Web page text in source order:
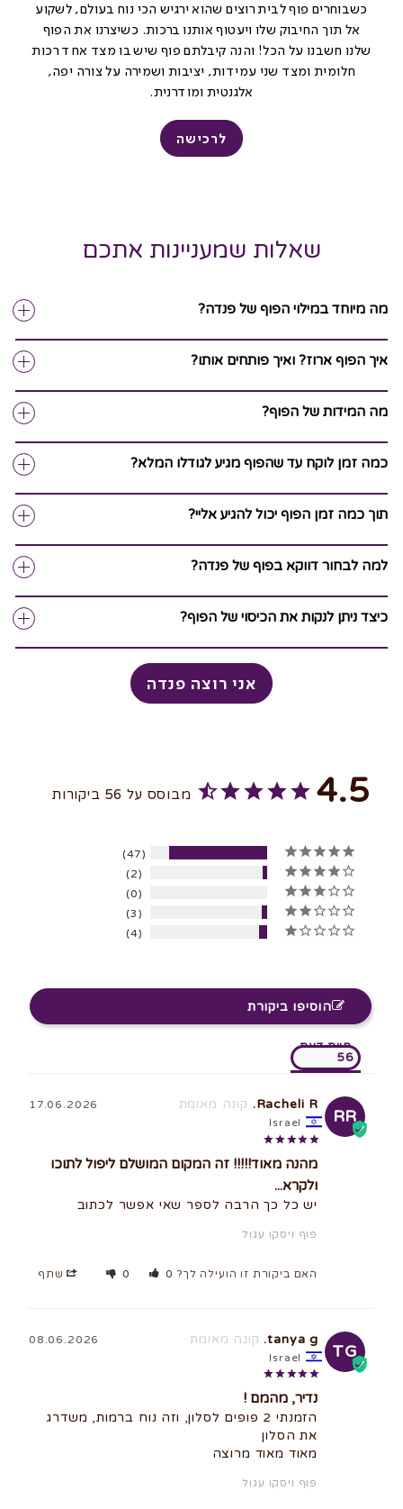
כשבוחרים פוף לבית רוצים שהוא ירגיש הכי נוח בעולם, לשקוע
אל תוך החיבוק שלו ויעטוף אותנו ברכות. כשיצרנו את הפוף
שלנו חשבנו על הכל! והנה קיבלתם פוף שיש בו מצד אחד רכות
חלומית ומצד שני עמידות, יציבות ושמירה על צורה יפה,
אלגנטית ומודרנית.
לרכישה
שאלות שמעניינות אתכם
מה מיוחד במילוי הפוף של פנדה?
איך הפוף ארוז? ואיך פותחים אותו?
מה המידות של הפוף?
כמה זמן לוקח עד שהפוף מגיע לגודלו המלא?
תוך כמה זמן הפוף יכול להגיע אליי?
למה לבחור דווקא בפוף של פנדה?
כיצד ניתן לנקות את הכיסוי של הפוף?
אני רוצה פנדה
4.5 מבוסס על 56 ביקורות
47
2
0
3
4
הוסיפו ביקורת
חוות דעת
RR
17.06.2026 Racheli R.
Israel
מהנה מאוד!!!!! זה המקום המושלם ליפול לתוכו
ולקרא...
יש כל כך הרבה לספר שאי אפשר לכתוב
פוף ויסקו עגול
שתף האם ביקורת זו הועילה לך? 0
0
TG
08.06.2026 tanya g.
Israel
נדיר, מהמם !
הזמנתי 2 פופים לסלון, וזה נוח ברמות, משדרג
מאוד מאוד מרוצה
פוף ויסקו עגול